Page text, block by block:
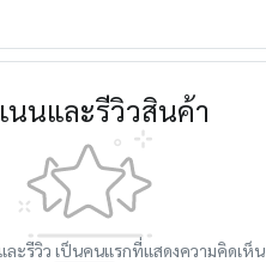
นนและรีวิวสินค้า
ละรีวิว เป็นคนแรกที่แสดงความคิดเห็น